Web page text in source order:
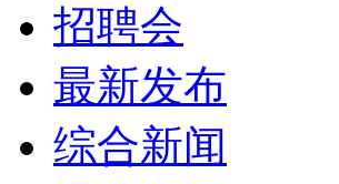
招聘会
最新发布
综合新闻